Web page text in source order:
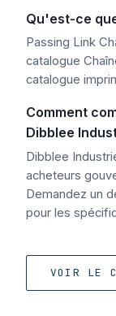
Qu'est-ce
Passing Link
catalogue
catalogue
Comment
Dibblee
Dibblee
acheteurs
Demandez un
pour les
VOIR LE